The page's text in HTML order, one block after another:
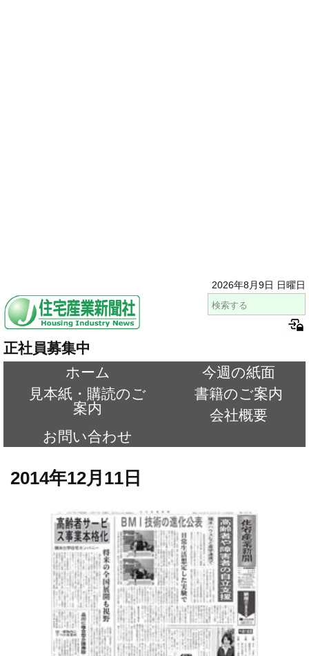
2026年8月9日 日曜日
正社員募集中
ホーム
今週の紙面
見本紙・購読のご
案内
書籍のご案内
会社概要
お問い合わせ
2014年12月11日